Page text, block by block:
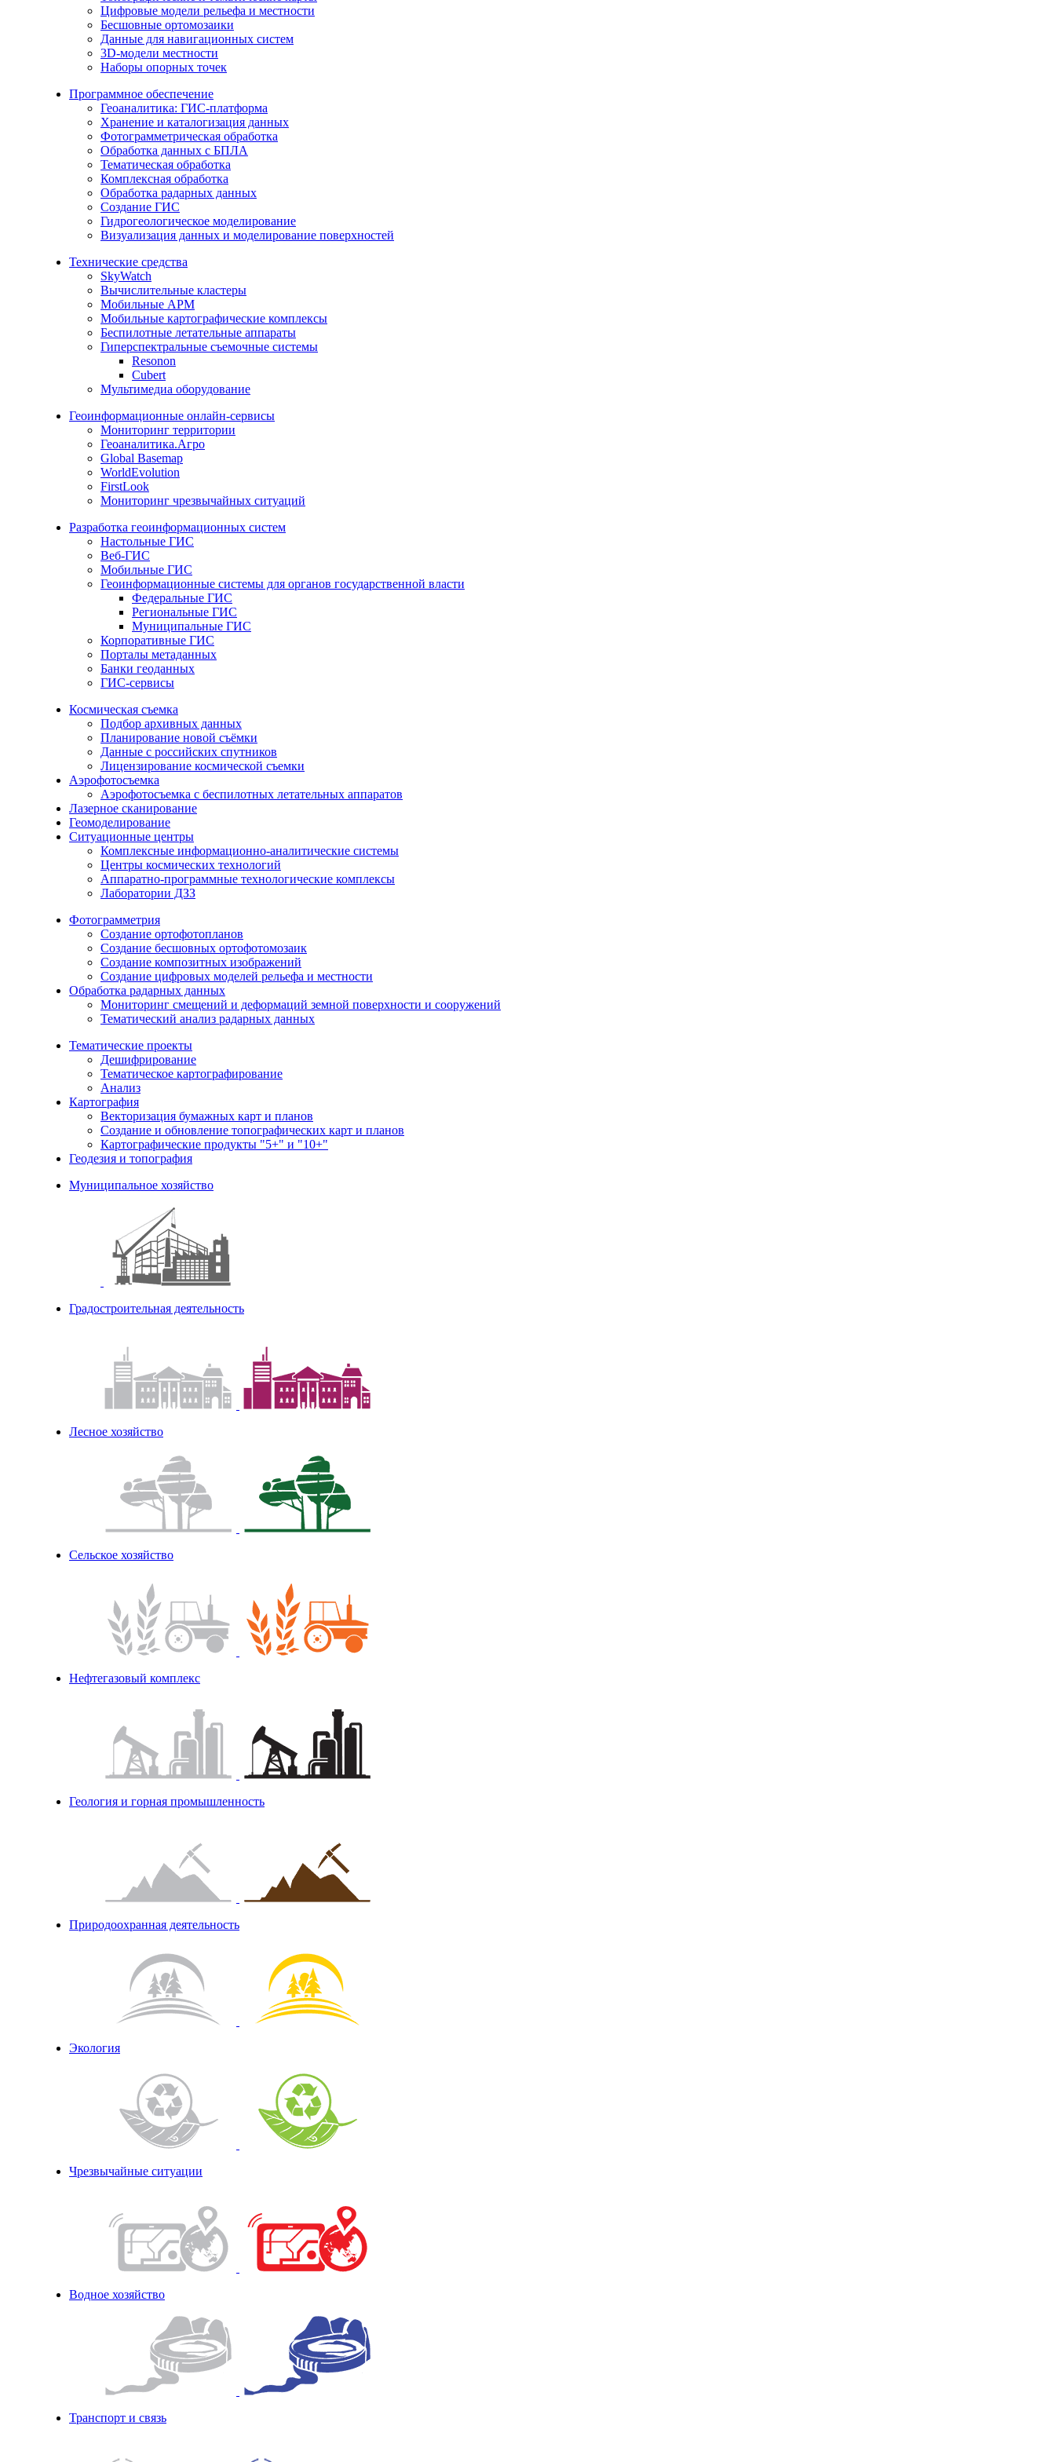
Цифровые модели рельефа и местности
Бесшовные ортомозаики
Данные для навигационных систем
3D-модели местности
Наборы опорных точек
Программное обеспечение
Геоаналитика: ГИС-платформа
Хранение и каталогизация данных
Фотограмметрическая обработка
Обработка данных с БПЛА
Тематическая обработка
Комплексная обработка
Обработка радарных данных
Создание ГИС
Гидрогеологическое моделирование
Визуализация данных и моделирование поверхностей
Технические средства
SkyWatch
Вычислительные кластеры
Мобильные АРМ
Мобильные картографические комплексы
Беспилотные летательные аппараты
Гиперспектральные съемочные системы
Resonon
Cubert
Мультимедиа оборудование
Геоинформационные онлайн-сервисы
Мониторинг территории
Геоаналитика.Агро
Global Basemap
WorldEvolution
FirstLook
Мониторинг чрезвычайных ситуаций
Разработка геоинформационных систем
Настольные ГИС
Веб-ГИС
Мобильные ГИС
Геоинформационные системы для органов государственной власти
Федеральные ГИС
Региональные ГИС
Муниципальные ГИС
Корпоративные ГИС
Порталы метаданных
Банки геоданных
ГИС-сервисы
Космическая съемка
Подбор архивных данных
Планирование новой съёмки
Данные с российских спутников
Лицензирование космической съемки
Аэрофотосъемка
Аэрофотосъемка с беспилотных летательных аппаратов
Лазерное сканирование
Геомоделирование
Ситуационные центры
Комплексные информационно-аналитические системы
Центры космических технологий
Аппаратно-программные технологические комплексы
Лаборатории ДЗЗ
Фотограмметрия
Создание ортофотопланов
Создание бесшовных ортофотомозаик
Создание композитных изображений
Создание цифровых моделей рельефа и местности
Обработка радарных данных
Мониторинг смещений и деформаций земной поверхности и сооружений
Тематический анализ радарных данных
Тематические проекты
Дешифрирование
Тематическое картографирование
Анализ
Картография
Векторизация бумажных карт и планов
Создание и обновление топографических карт и планов
Картографические продукты "5+" и "10+"
Геодезия и топография
Муниципальное хозяйство
Градостроительная деятельность
Лесное хозяйство
Сельское хозяйство
Нефтегазовый комплекс
Геология и горная промышленность
Природоохранная деятельность
Экология
Чрезвычайные ситуации
Водное хозяйство
Транспорт и связь